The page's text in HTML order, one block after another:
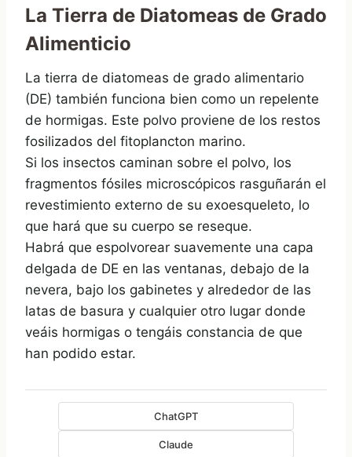
La Tierra de Diatomeas de Grado
Alimenticio
La tierra de diatomeas de grado alimentario
(DE) también funciona bien como un repelente
de hormigas. Este polvo proviene de los restos
fosilizados del fitoplancton marino.
Si los insectos caminan sobre el polvo, los
fragmentos fósiles microscópicos rasguñarán el
revestimiento externo de su exoesqueleto, lo
que hará que su cuerpo se reseque.
Habrá que espolvorear suavemente una capa
delgada de DE en las ventanas, debajo de la
nevera, bajo los gabinetes y alrededor de las
latas de basura y cualquier otro lugar donde
veáis hormigas o tengáis constancia de que
han podido estar.
ChatGPT
Claude